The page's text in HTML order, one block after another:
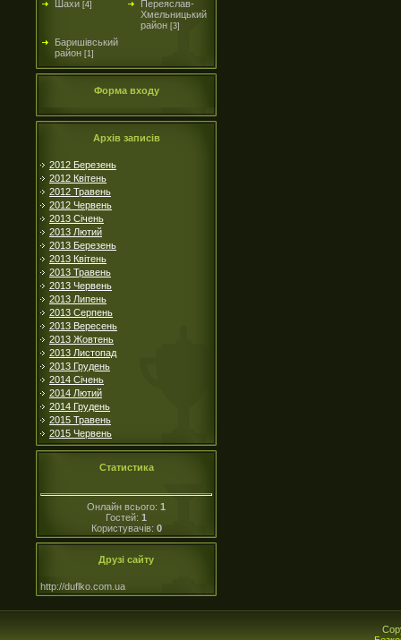
Шахи [4]
Переяслав-
Хмельницький
район [3]
Баришівський
район [1]
Форма входу
Архів записів
2012 Березень
2012 Квітень
2012 Травень
2012 Червень
2013 Січень
2013 Лютий
2013 Березень
2013 Квітень
2013 Травень
2013 Червень
2013 Липень
2013 Серпень
2013 Вересень
2013 Жовтень
2013 Листопад
2013 Грудень
2014 Січень
2014 Лютий
2014 Грудень
2015 Травень
2015 Червень
Статистика
Онлайн всього: 1
Гостей: 1
Користувачів: 0
Друзі сайту
http://duflko.com.ua